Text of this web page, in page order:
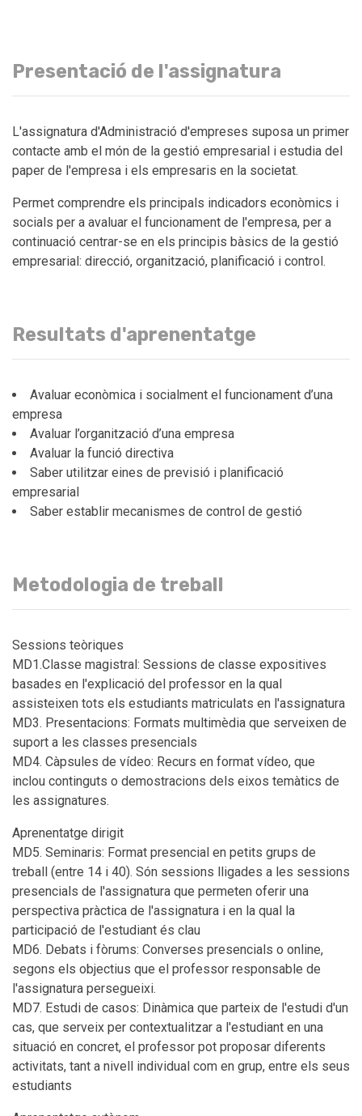
Presentació de l'assignatura
L'assignatura d'Administració d'empreses suposa un primer
contacte amb el món de la gestió empresarial i estudia del
paper de l'empresa i els empresaris en la societat.
Permet comprendre els principals indicadors econòmics i
socials per a avaluar el funcionament de l'empresa, per a
continuació centrar-se en els principis bàsics de la gestió
empresarial: direcció, organització, planificació i control.
Resultats d'aprenentatge
Avaluar econòmica i socialment el funcionament d’una
empresa
Avaluar l’organització d’una empresa
Avaluar la funció directiva
Saber utilitzar eines de previsió i planificació
empresarial
Saber establir mecanismes de control de gestió
Metodologia de treball
Sessions teòriques
MD1.Classe magistral: Sessions de classe expositives
basades en l'explicació del professor en la qual
assisteixen tots els estudiants matriculats en l'assignatura
MD3. Presentacions: Formats multimèdia que serveixen de
suport a les classes presencials
MD4. Càpsules de vídeo: Recurs en format vídeo, que
inclou continguts o demostracions dels eixos temàtics de
les assignatures.
Aprenentatge dirigit
MD5. Seminaris: Format presencial en petits grups de
treball (entre 14 i 40). Són sessions lligades a les sessions
presencials de l'assignatura que permeten oferir una
perspectiva pràctica de l'assignatura i en la qual la
participació de l'estudiant és clau
MD6. Debats i fòrums: Converses presencials o online,
segons els objectius que el professor responsable de
l'assignatura persegueixi.
MD7. Estudi de casos: Dinàmica que parteix de l'estudi d'un
cas, que serveix per contextualitzar a l'estudiant en una
situació en concret, el professor pot proposar diferents
activitats, tant a nivell individual com en grup, entre els seus
estudiants